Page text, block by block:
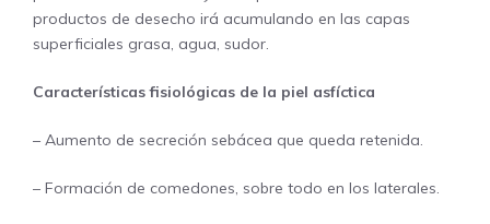
productos de desecho irá acumulando en las capas
superficiales grasa, agua, sudor.
Características fisiológicas de la piel asfíctica
– Aumento de secreción sebácea que queda retenida.
– Formación de comedones, sobre todo en los laterales.